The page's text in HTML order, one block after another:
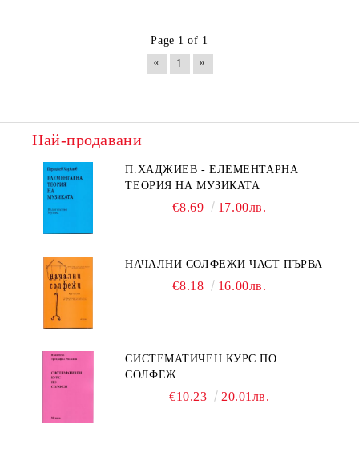
Page 1 of 1
«
1 »
Най-продавани
П.ХАДЖИЕВ - ЕЛЕМЕНТАРНА
ТЕОРИЯ НА МУЗИКАТА
€8.69 17.00лв.
НАЧАЛНИ СОЛФЕЖИ ЧАСТ ПЪРВА
€8.18 16.00лв.
СИСТЕМАТИЧЕН КУРС ПО
СОЛФЕЖ
€10.23 20.01лв.